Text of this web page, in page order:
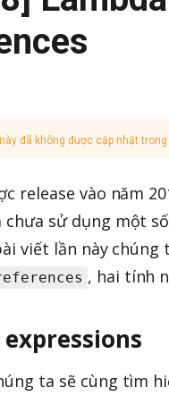
đã không được cập nhật
release vào năm
chưa sử dụng một
viết lần này
, hai tính
ta sẽ cùng tìm